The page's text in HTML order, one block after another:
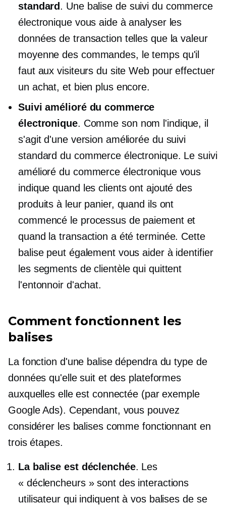
standard. Une balise de suivi du commerce
électronique vous aide à analyser les
données de transaction telles que la valeur
moyenne des commandes, le temps qu'il
faut aux visiteurs du site Web pour effectuer
un achat, et bien plus encore.
Suivi amélioré du commerce
électronique. Comme son nom l'indique, il
s'agit d'une version améliorée du suivi
standard du commerce électronique. Le suivi
amélioré du commerce électronique vous
indique quand les clients ont ajouté des
produits à leur panier, quand ils ont
commencé le processus de paiement et
quand la transaction a été terminée. Cette
balise peut également vous aider à identifier
les segments de clientèle qui quittent
l'entonnoir d'achat.
Comment fonctionnent les
balises
La fonction d'une balise dépendra du type de
données qu'elle suit et des plateformes
auxquelles elle est connectée (par exemple
Google Ads). Cependant, vous pouvez
considérer les balises comme fonctionnant en
trois étapes.
La balise est déclenchée. Les
« déclencheurs » sont des interactions
utilisateur qui indiquent à vos balises de se